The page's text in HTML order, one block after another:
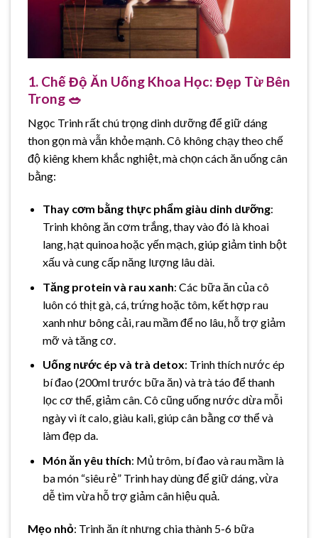
1. Chế Độ Ăn Uống Khoa Học: Đẹp Từ Bên
Trong 🥗
Ngọc Trinh rất chú trọng dinh dưỡng để giữ dáng
thon gọn mà vẫn khỏe mạnh. Cô không chạy theo chế
độ kiêng khem khắc nghiệt, mà chọn cách ăn uống cân
bằng:
Thay cơm bằng thực phẩm giàu dinh dưỡng:
Trinh không ăn cơm trắng, thay vào đó là khoai
lang, hạt quinoa hoặc yến mạch, giúp giảm tinh bột
xấu và cung cấp năng lượng lâu dài.
Tăng protein và rau xanh: Các bữa ăn của cô
luôn có thịt gà, cá, trứng hoặc tôm, kết hợp rau
xanh như bông cải, rau mầm để no lâu, hỗ trợ giảm
mỡ và tăng cơ.
Uống nước ép và trà detox: Trinh thích nước ép
bí đao (200ml trước bữa ăn) và trà táo để thanh
lọc cơ thể, giảm cân. Cô cũng uống nước dừa mỗi
ngày vì ít calo, giàu kali, giúp cân bằng cơ thể và
làm đẹp da.
Món ăn yêu thích: Mủ trôm, bí đao và rau mầm là
ba món “siêu rẻ” Trinh hay dùng để giữ dáng, vừa
dễ tìm vừa hỗ trợ giảm cân hiệu quả.
Mẹo nhỏ: Trinh ăn ít nhưng chia thành 5-6 bữa